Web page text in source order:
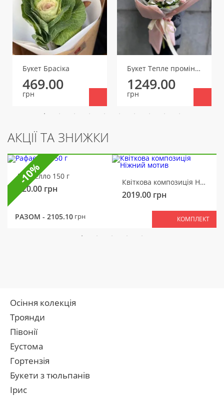
Букет Брасіка
469.00
грн
Букет Тепле проміння
1249.00
грн
АКЦІЇ ТА ЗНИЖКИ
Рафаелло 150 г
320.00 грн
Квіткова композиція Ніжний мотив
2019.00 грн
РАЗОМ - 2105.10 грн КОМПЛЕКТ
-10%
Осіння колекція
Троянди
Півонії
Еустома
Гортензія
Букети з тюльпанів
Ірис